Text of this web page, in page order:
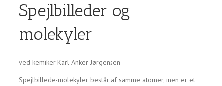
Spejlbilleder og
molekyler
ved kemiker Karl Anker Jørgensen
Spejlbillede-molekyler består af samme atomer, men er et